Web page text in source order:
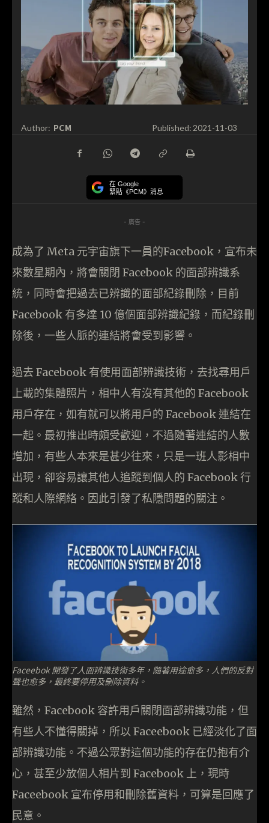
Author: PCM Published:2021-11-03
在 Google
緊貼《PCM》消息
- 廣告 -
成為了 Meta 元宇宙旗下一員的Facebook，宣布未
來數星期內，將會關閉 Facebook 的面部辨識系
統，同時會把過去已辨識的面部紀錄刪除，目前
Facebook 有多達 10 億個面部辨識紀錄，而紀錄刪
除後，一些人脈的連結將會受到影響。
過去 Facebook 有使用面部辨識技術，去找尋用戶
上載的集體照片，相中人有沒有其他的 Facebook
用戶存在，如有就可以將用戶的 Facebook 連結在
一起。最初推出時頗受歡迎，不過隨著連結的人數
增加，有些人本來是甚少往來，只是一班人影相中
出現，卻容易讓其他人追蹤到個人的 Facebook 行
蹤和人際網絡。因此引發了私隱問題的關注。
Faceebok 開發了人面辨識技術多年，隨著用途愈多，人們的反對
聲也愈多，最終要停用及刪除資料。
雖然，Facebook 容許用戶關閉面部辨識功能，但
有些人不懂得關掉，所以 Faceebook 已經淡化了面
部辨識功能。不過公眾對這個功能的存在仍抱有介
心，甚至少放個人相片到 Facebook 上，現時
Faceebook 宣布停用和刪除舊資料，可算是回應了
民意。